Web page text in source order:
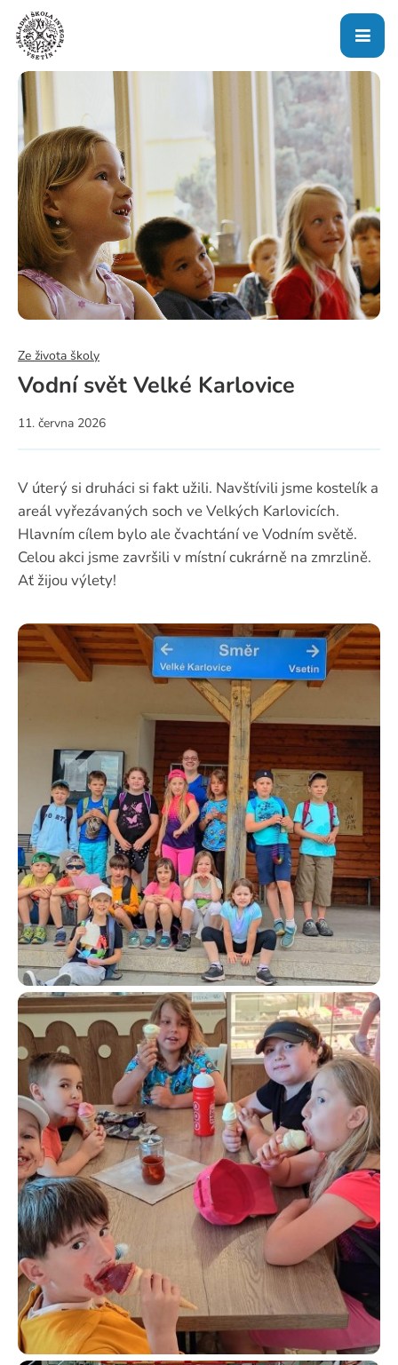
Ze života školy
Vodní svět Velké Karlovice
11. června 2026
V úterý si druháci si fakt užili. Navštívili jsme kostelík a
areál vyřezávaných soch ve Velkých Karlovicích.
Hlavním cílem bylo ale čvachtání ve Vodním světě.
Celou akci jsme završili v místní cukrárně na zmrzlině.
Ať žijou výlety!